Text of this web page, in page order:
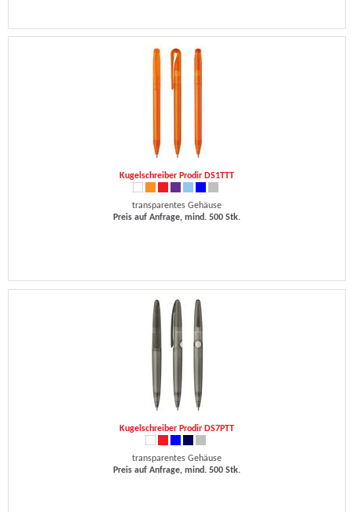
Kugelschreiber Prodir DS1TTT
transparentes Gehäuse
Preis auf Anfrage, mind. 500 Stk.
Kugelschreiber Prodir DS7PTT
transparentes Gehäuse
Preis auf Anfrage, mind. 500 Stk.